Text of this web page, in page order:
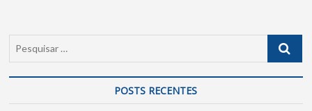
POSTS RECENTES